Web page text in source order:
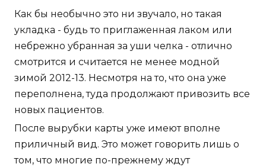
Как бы необычно это ни звучало, но такая
укладка - будь то приглаженная лаком или
небрежно убранная за уши челка - отлично
смотрится и считается не менее модной
зимой 2012-13. Несмотря на то, что она уже
переполнена, туда продолжают привозить все
новых пациентов.
После вырубки карты уже имеют вполне
приличный вид. Это может говорить лишь о
том, что многие по-прежнему ждут